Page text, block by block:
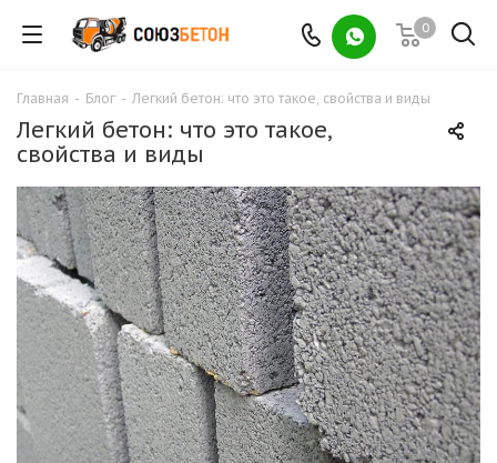
0
Главная - Блог - Легкий бетон: что это такое, свойства и виды
Легкий бетон: что это такое,
свойства и виды